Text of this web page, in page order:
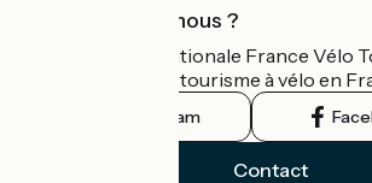
Qui sommes-nous ?
L'association nationale France Vélo
guide officiel du tourisme à vélo en
Instagram
Contact